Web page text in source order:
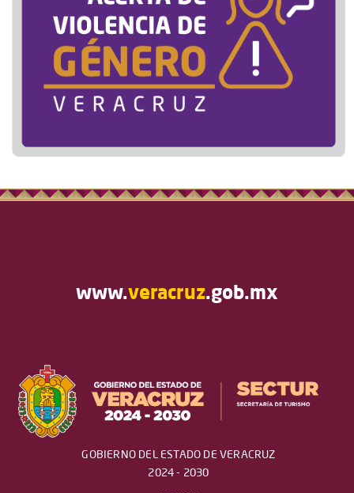
www.veracruz.gob.mx
GOBIERNO DEL ESTADO DE VERACRUZ
2024 - 2030